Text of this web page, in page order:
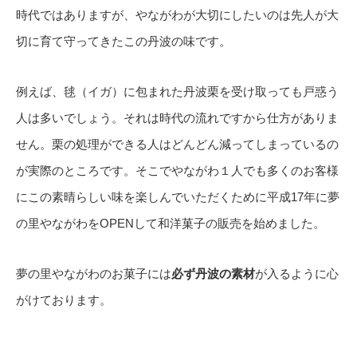
時代ではありますが、やながわが大切にしたいのは先人が大
切に育て守ってきたこの丹波の味です。
例えば、毬（イガ）に包まれた丹波栗を受け取っても戸惑う
人は多いでしょう。それは時代の流れですから仕方がありま
せん。栗の処理ができる人はどんどん減ってしまっているの
が実際のところです。そこでやながわ１人でも多くのお客様
にこの素晴らしい味を楽しんでいただくために平成17年に夢
の里やながわをOPENして和洋菓子の販売を始めました。
夢の里やながわのお菓子には必ず丹波の素材が入るように心
がけております。